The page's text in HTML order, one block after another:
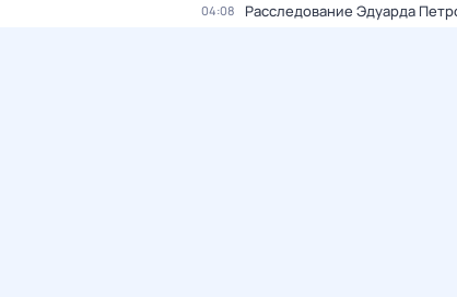
04:08 Расследование Эдуарда